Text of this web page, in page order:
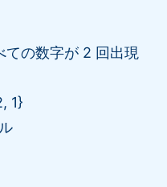
ての数字が 2 回出現
1}